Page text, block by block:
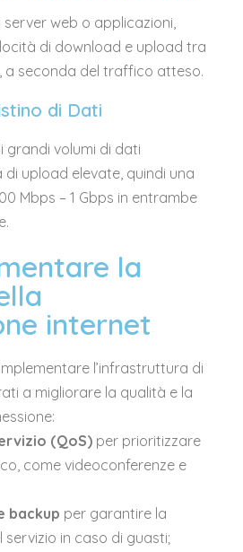
server web o applicazioni,
di download e upload tra
a seconda del traffico atteso.
di Dati
grandi volumi di dati
upload elevate, quindi una
Mbps – 1 Gbps in entrambe
la
internet
l’infrastruttura di
a migliorare la qualità e la
(QoS) per prioritizzare
come videoconferenze e
backup per garantire la
servizio in caso di guasti;